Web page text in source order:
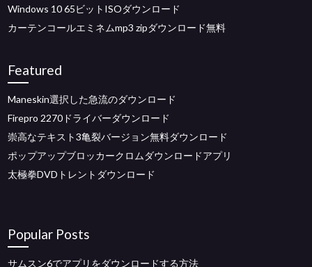
Windows 10 65ビットISOダウンロード
カーテンコールエミネムmp3 zipダウンロード無料
Featured
Maneskin選択した急流のダウンロード
Firepro 2270ドライバーダウンロード
崇高なテキスト3亀裂バージョン無料ダウンロード
ポップアップブロッカークロムダウンロードアプリ
太極拳DVDトレントダウンロード
Popular Posts
サムスン6でアプリをダウンロードする方法